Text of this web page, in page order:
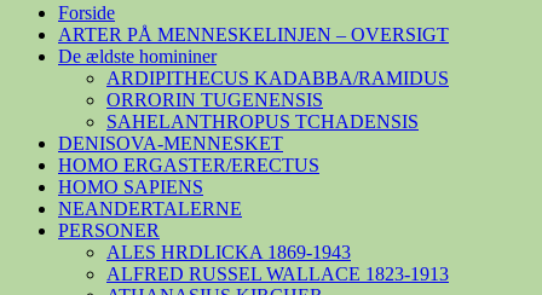
Forside
ARTER PÅ MENNESKELINJEN – OVERSIGT
De ældste homininer
ARDIPITHECUS KADABBA/RAMIDUS
ORRORIN TUGENENSIS
SAHELANTHROPUS TCHADENSIS
DENISOVA-MENNESKET
HOMO ERGASTER/ERECTUS
HOMO SAPIENS
NEANDERTALERNE
PERSONER
ALES HRDLICKA 1869-1943
ALFRED RUSSEL WALLACE 1823-1913